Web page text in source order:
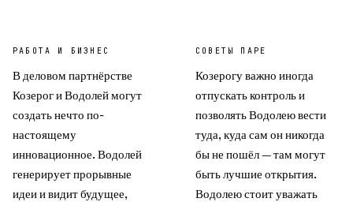
РАБОТА И БИЗНЕС
В деловом партнёрстве
Козерог и Водолей могут
создать нечто по-
настоящему
инновационное. Водолей
генерирует прорывные
идеи и видит будущее,
СОВЕТЫ ПАРЕ
Козерогу важно иногда
отпускать контроль и
позволять Водолею вести
туда, куда сам он никогда
бы не пошёл — там могут
быть лучшие открытия.
Водолею стоит уважать